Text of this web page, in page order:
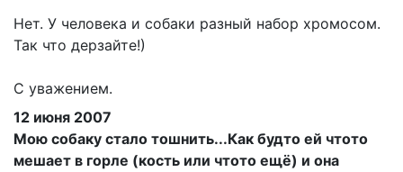
Нет. У человека и собаки разный набор хромосом.
Так что дерзайте!)
С уважением.
12 июня 2007
Мою собаку стало тошнить...Как будто ей чтото
мешает в горле (кость или чтото ещё) и она